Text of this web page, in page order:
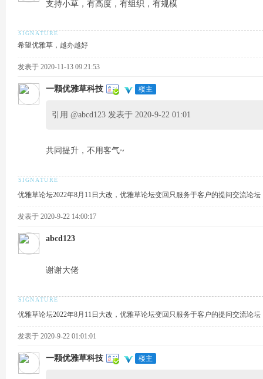
支持小草，有高度，有组织，有规模
希望优雅草，越办越好
发表于 2020-11-13 09:21:53
一颗优雅草科技 楼主
引用 @abcd123 发表于 2020-9-22 01:01
共同提升，不用客气~
优雅草论坛2022年8月11日大改，优雅草论坛变回只服务于客户的提问交流论坛
发表于 2020-9-22 14:00:17
abcd123
谢谢大佬
优雅草论坛2022年8月11日大改，优雅草论坛变回只服务于客户的提问交流论坛
发表于 2020-9-22 01:01:01
一颗优雅草科技 楼主